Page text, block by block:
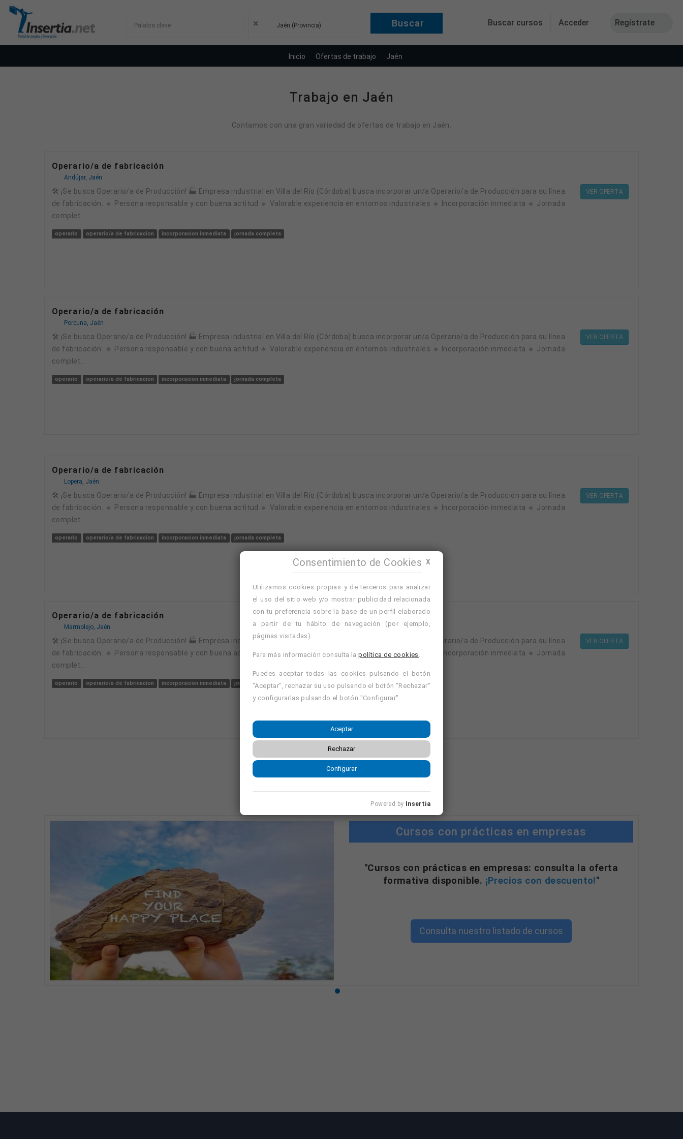
Buscar cursos Acceder Regístrate
× Jaén (Provincia)
Inicio Ofertas de trabajo Jaén
Trabajo en Jaén
Contamos con una gran variedad de ofertas de trabajo en Jaén.
Operario/a de fabricación
Andújar, Jaén
🛠️ ¡Se busca Operario/a de Producción! 🏭 Empresa industrial en Villa del Río (Córdoba) busca incorporar un/a Operario/a de Producción para su línea
de fabricación. 🔹 Persona responsable y con buena actitud 🔹 Valorable experiencia en entornos industriales 🔹 Incorporación inmediata 🔹 Jornada
complet...
VER OFERTA
operario operario/a de fabricacion incorporacion inmediata jornada completa
Operario/a de fabricación
Porcuna, Jaén
🛠️ ¡Se busca Operario/a de Producción! 🏭 Empresa industrial en Villa del Río (Córdoba) busca incorporar un/a Operario/a de Producción para su línea
de fabricación. 🔹 Persona responsable y con buena actitud 🔹 Valorable experiencia en entornos industriales 🔹 Incorporación inmediata 🔹 Jornada
complet...
VER OFERTA
operario operario/a de fabricacion incorporacion inmediata jornada completa
Operario/a de fabricación
Lopera, Jaén
🛠️ ¡Se busca Operario/a de Producción! 🏭 Empresa industrial en Villa del Río (Córdoba) busca incorporar un/a Operario/a de Producción para su línea
de fabricación. 🔹 Persona responsable y con buena actitud 🔹 Valorable experiencia en entornos industriales 🔹 Incorporación inmediata 🔹 Jornada
complet...
VER OFERTA
operario operario/a de fabricacion incorporacion inmediata jornada completa
Operario/a de fabricación
Marmolejo, Jaén
🛠️ ¡Se busca Operario/a de Producción! 🏭 Empresa industrial en Villa del Río (Córdoba) busca incorporar un/a Operario/a de Producción para su línea
de fabricación. 🔹 Persona responsable y con buena actitud 🔹 Valorable experiencia en entornos industriales 🔹 Incorporación inmediata 🔹 Jornada
complet...
VER OFERTA
operario operario/a de fabricacion incorporacion inmediata jornada completa
Mostrando página 1 de 10 (Total 37)
Cursos con prácticas en empresas
"Cursos con prácticas en empresas: consulta la oferta
formativa disponible. ¡Precios con descuento!"
Consulta nuestro listado de cursos
X
Consentimiento de Cookies
Utilizamos cookies propias y de terceros para analizar
el uso del sitio web y/o mostrar publicidad relacionada
con tu preferencia sobre la base de un perfil elaborado
a partir de tu hábito de navegación (por ejemplo,
páginas visitadas).
Para más información consulta lapolítica de cookies
Puedes aceptar todas las cookies pulsando el botón
"Aceptar", rechazar su uso pulsando el botón "Rechazar"
y configurarlas pulsando el botón "Configurar".
Aceptar
Rechazar
Configurar
Powered by Insertia